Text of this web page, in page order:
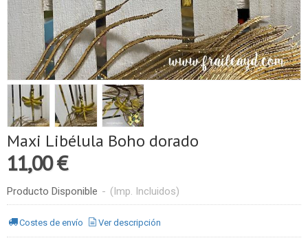
Maxi Libélula Boho dorado
11,00 €
Producto Disponible - (Imp. Incluidos)
Costes de envío Ver descripción